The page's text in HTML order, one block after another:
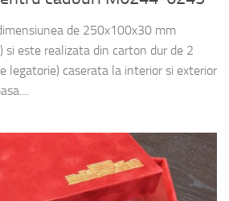
de 250x100x30 mm
si este realizata din carton dur de 2
legatorie) caserata la interior si exterior